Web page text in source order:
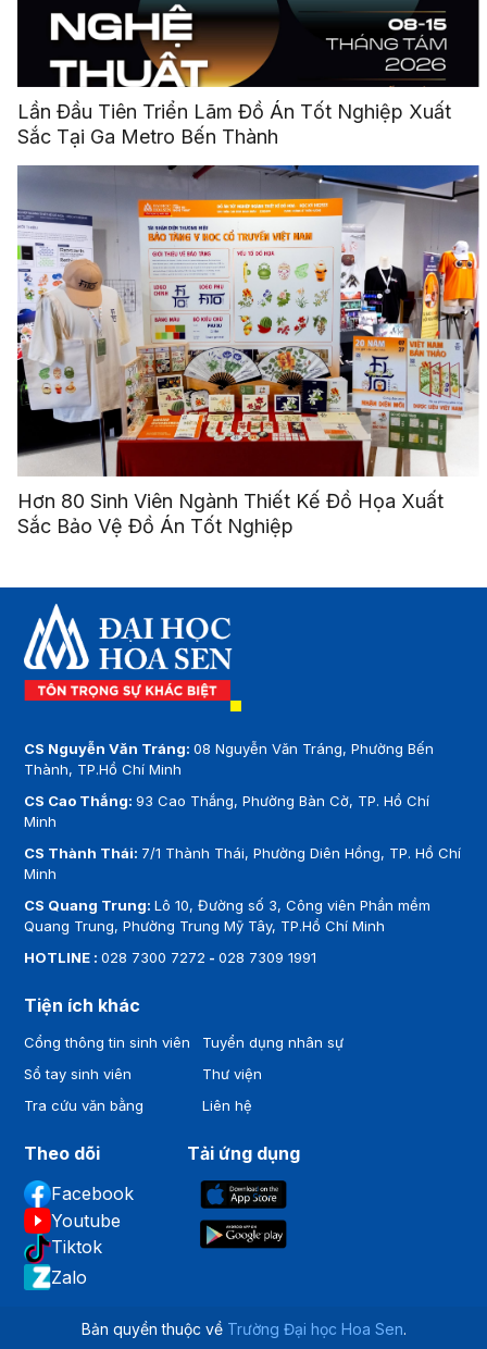
Lần Đầu Tiên Triển Lãm Đồ Án Tốt Nghiệp Xuất
Sắc Tại Ga Metro Bến Thành
Hơn 80 Sinh Viên Ngành Thiết Kế Đồ Họa Xuất
Sắc Bảo Vệ Đồ Án Tốt Nghiệp
CS Nguyễn Văn Tráng:08 Nguyễn Văn Tráng, Phường Bến
Thành, TP.Hồ Chí Minh
CS Cao Thắng:93 Cao Thắng, Phường Bàn Cờ, TP. Hồ Chí
Minh
CS Thành Thái: 7/1 Thành Thái, Phường Diên Hồng, TP. Hồ Chí
Minh
CS Quang Trung:Lô 10, Đường số 3, Công viên Phần mềm
Quang Trung, Phường Trung Mỹ Tây, TP.Hồ Chí Minh
HOTLINE :028 7300 7272 -028 7309 1991
Tiện ích khác
Cổng thông tin sinh viên
Sổ tay sinh viên
Tra cứu văn bằng
Tuyển dụng nhân sự
Thư viện
Liên hệ
Theo dõi
Facebook
Youtube
Tiktok
Zalo
Tải ứng dụng
Bản quyền thuộc về Trường Đại học Hoa Sen.